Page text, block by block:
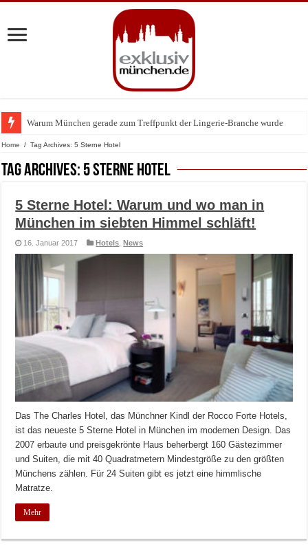
Warum München gerade zum Treffpunkt der Lingerie-Branche wurde
Home / Tag Archives: 5 Sterne Hotel
Tag Archives: 5 Sterne Hotel
5 Sterne Hotel: Warum und wo man in
München im siebten Himmel schläft!
16. Januar 2017 Hotels ,News
Das The Charles Hotel, das Münchner Kindl der Rocco Forte Hotels,
ist das neueste 5 Sterne Hotel in München im modernen Design. Das
2007 erbaute und preisgekrönte Haus beherbergt 160 Gästezimmer
und Suiten, die mit 40 Quadratmetern Mindestgröße zu den größten
Münchens zählen. Für 24 Suiten gibt es jetzt eine himmlische
Matratze.
Mehr